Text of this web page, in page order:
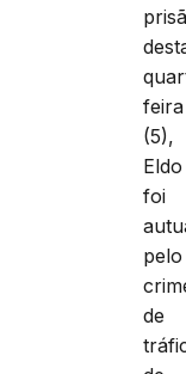
feira
(5),
Eldo
foi
pelo
de